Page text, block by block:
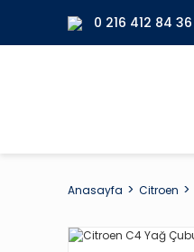
0 216 412 84 36
Anasayfa Citroen